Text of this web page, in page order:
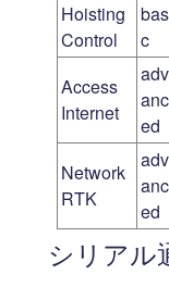
Hoisting
Control
c
Access
Internet
adv
anc
ed
Network
RTK
adv
anc
ed
シリアル